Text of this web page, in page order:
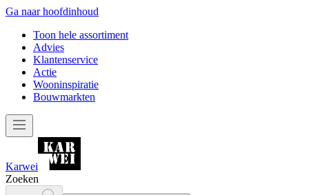
Ga naar hoofdinhoud
Toon hele assortiment
Advies
Klantenservice
Actie
Wooninspiratie
Bouwmarkten
Karwei
Zoeken